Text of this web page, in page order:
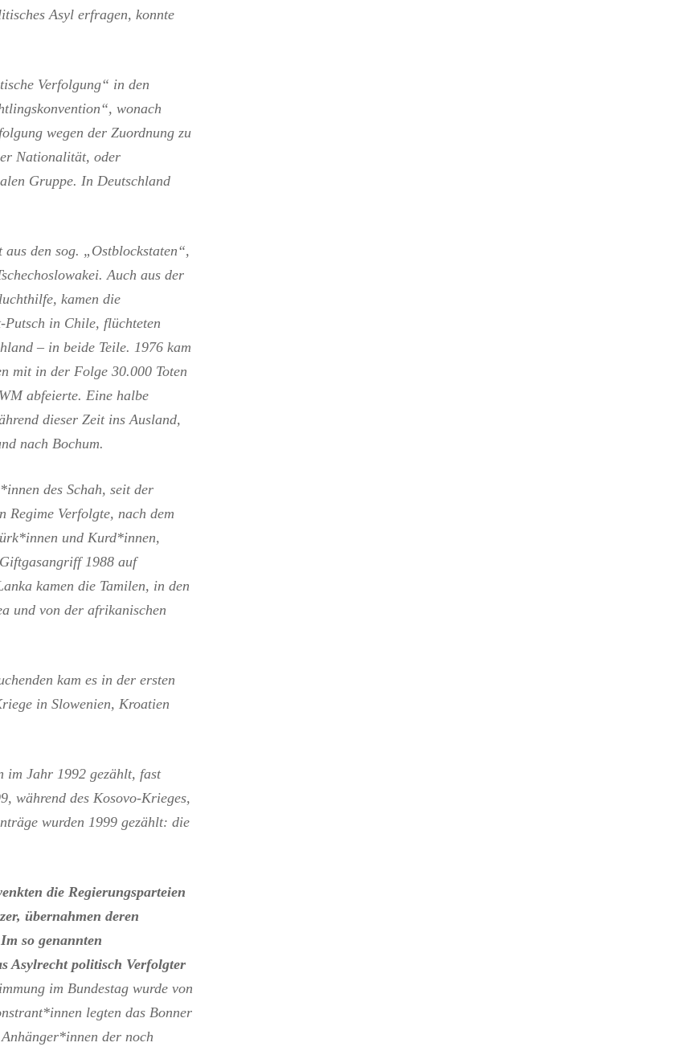
Asyl erfragen, konnte
Verfolgung“ in den
wonach
wegen der Zuordnung zu
Nationalität, oder
Gruppe. In Deutschland
den sog. „Ostblockstaten“,
Auch aus der
kamen die
Putsch in Chile, flüchteten
– in beide Teile. 1976 kam
mit in der Folge 30.000 Toten
abfeierte. Eine halbe
dieser Zeit ins Ausland,
nach Bochum.
des Schah, seit der
Regime Verfolgte, nach dem
und Kurd*innen,
1988 auf
kamen die Tamilen, in den
und von der afrikanischen
kam es in der ersten
in Slowenien, Kroatien
im Jahr 1992 gezählt, fast
während des Kosovo-Krieges,
wurden 1999 gezählt: die
die Regierungsparteien
übernahmen deren
so genannten
Asylrecht politisch Verfolgter
im Bundestag wurde von
legten das Bonner
der noch